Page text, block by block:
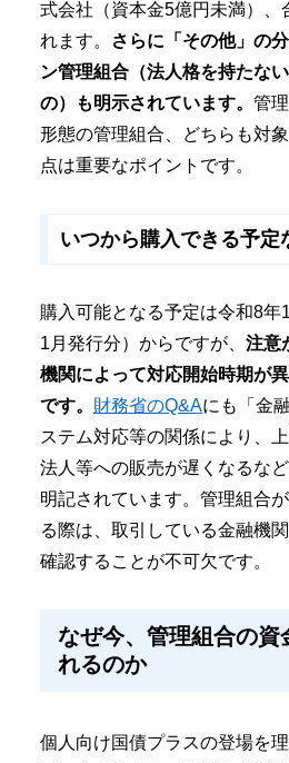
式会社（資本金5億円未満）、
れます。
さらに「その他」の
ン管理組合（法人格を持たな
の）も明示されています。 管
形態の管理組合、どちらも対
点は重要なポイントです。
いつから購入できる予定
購入可能となる予定は令和8年
1月発行分）からですが、 注意
機関によって対応開始時期が
です。 財務省のQ&Aにも「金
ステム対応等の関係により、
法人等への販売が遅くなるな
明記されています。管理組合
る際は、取引している金融機
確認することが不可欠です。
なぜ今、管理組合の資
れるのか
個人向け国債プラスの登場を